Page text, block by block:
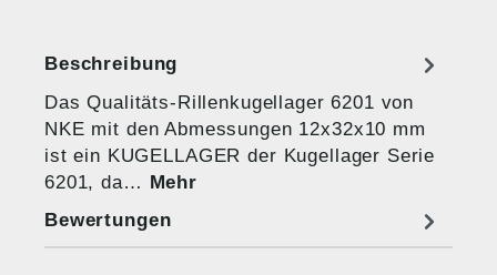
Beschreibung
Das Qualitäts-Rillenkugellager 6201 von
NKE mit den Abmessungen 12x32x10 mm
ist ein KUGELLAGER der Kugellager Serie
6201, da… Mehr
Bewertungen